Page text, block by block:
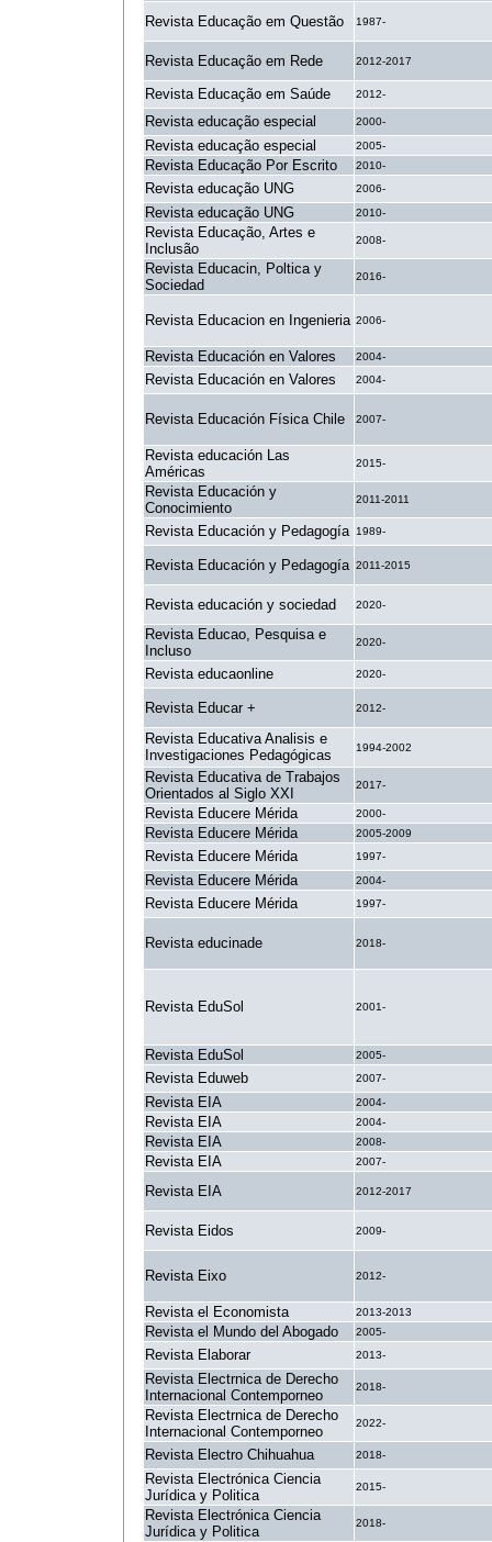
Revista Educação em Questão 1987-
Revista Educação em Rede 2012-2017
Revista Educação em Saúde 2012-
Revista educação especial 2000-
Revista educação especial 2005-
Revista Educação Por Escrito 2010-
Revista educação UNG 2006-
Revista educação UNG 2010-
Revista Educação, Artes e
Inclusão
2008-
Revista Educacin, Poltica y
Sociedad
2016-
Revista Educacion en Ingenieria 2006-
Revista Educación en Valores 2004-
Revista Educación en Valores 2004-
Revista Educación Física Chile 2007-
Revista educación Las
Américas
2015-
Revista Educación y
Conocimiento
2011-2011
Revista Educación y Pedagogía 1989-
Revista Educación y Pedagogía 2011-2015
Revista educación y sociedad 2020-
Revista Educao, Pesquisa e
Incluso
2020-
Revista educaonline 2020-
Revista Educar + 2012-
Revista Educativa Analisis e
Investigaciones Pedagógicas
1994-2002
Revista Educativa de Trabajos
Orientados al Siglo XXI
2017-
Revista Educere Mérida 2000-
Revista Educere Mérida 2005-2009
Revista Educere Mérida 1997-
Revista Educere Mérida 2004-
Revista Educere Mérida 1997-
Revista educinade 2018-
Revista EduSol 2001-
Revista EduSol 2005-
Revista Eduweb 2007-
Revista EIA 2004-
Revista EIA 2004-
Revista EIA 2008-
Revista EIA 2007-
Revista EIA 2012-2017
Revista Eidos 2009-
Revista Eixo 2012-
Revista el Economista 2013-2013
Revista el Mundo del Abogado 2005-
Revista Elaborar 2013-
Revista Electrnica de Derecho
Internacional Contemporneo
2018-
Revista Electrnica de Derecho
Internacional Contemporneo
2022-
Revista Electro Chihuahua 2018-
Revista Electrónica Ciencia
Jurídica y Politica
2015-
Revista Electrónica Ciencia
Jurídica y Politica
2018-